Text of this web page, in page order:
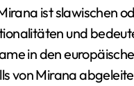
ist slawischen
und
in den
von Mirana